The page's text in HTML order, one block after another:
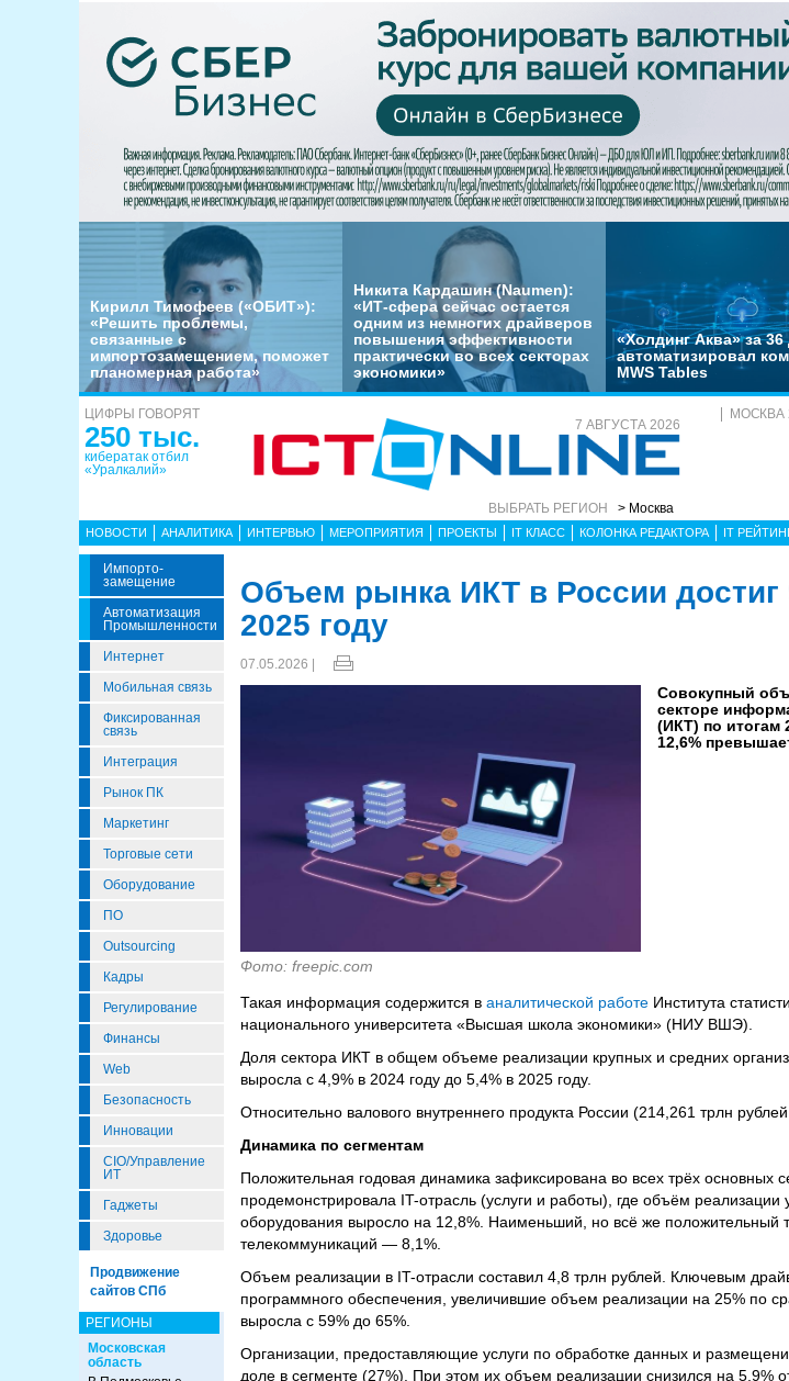
Кирилл Тимофеев («ОБИТ»):
«Решить проблемы,
связанные с
импортозамещением, поможет
планомерная работа»
Никита Кардашин (Naumen):
«ИТ-сфера сейчас остается
одним из немногих драйверов
повышения эффективности
практически во всех секторах
экономики»
«Холдинг Аква» за 36
автоматизировал
MWS Tables
ЦИФРЫ ГОВОРЯТ
250 тыс.
кибератак отбил
«Уралкалий»
7 АВГУСТА 2026
ВЫБРАТЬ РЕГИОН > Москва
МОСКВА
НОВОСТИ АНАЛИТИКА ИНТЕРВЬЮ МЕРОПРИЯТИЯ ПРОЕКТЫ IT КЛАСС КОЛОНКА РЕДАКТОРА IT
Импорто­
Замещение
Автоматизация
Промышленности
Интернет
Мобильная связь
Фиксированная
связь
Интеграция
Рынок ПК
Маркетинг
Торговые сети
Оборудование
ПО
Outsourcing
Кадры
Регулирование
Финансы
Web
Безопасность
Инновации
CIO/Управление
ИТ
Гаджеты
Здоровье
Продвижение
сайтов СПб
РЕГИОНЫ
Московская
область
Объем рынка ИКТ в России достиг
2025 году
07.05.2026 |
Фото: freepic.com
Совокупный
секторе
(ИКТ) по итогам
12,6%
Такая информация содержится в аналитической работе Института
национального университета «Высшая школа экономики» (НИУ ВШЭ).
Доля сектора ИКТ в общем объеме реализации крупных и средних
выросла с 4,9% в 2024 году до 5,4% в 2025 году.
Относительно валового внутреннего продукта России (214,261 трлн
Динамика по сегментам
Положительная годовая динамика зафиксирована во всех трёх основных
продемонстрировала IT-отрасль (услуги и работы), где объём
оборудования выросло на 12,8%. Наименьший, но всё же положительный
телекоммуникаций — 8,1%.
Объем реализации в IT-отрасли составил 4,8 трлн рублей. Ключевым
программного обеспечения, увеличившие объем реализации на 25% по
выросла с 59% до 65%.
Организации, предоставляющие услуги по обработке данных и
доле в сегменте (27%). При этом их объем реализации снизился на 5,9%